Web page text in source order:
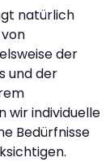
natürlich
der
und der
wir individuelle
Bedürfnisse